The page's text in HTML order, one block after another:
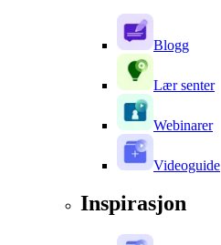
Blogg
Lær senter
Webinarer
Videoguide
Inspirasjon